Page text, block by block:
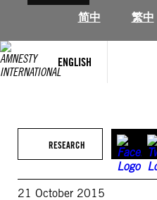
简中
繁中
ENGLISH
RESEARCH
21 October 2015